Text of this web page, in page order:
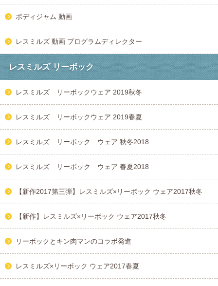
ボディジャム 動画
レスミルズ 動画 プログラムディレクター
レスミルズ リーボック
レスミルズ リーボックウェア 2019秋冬
レスミルズ リーボックウェア 2019春夏
レスミルズ リーボック ウェア 秋冬2018
レスミルズ リーボック ウェア 春夏2018
【新作2017第三弾】レスミルズ×リーボック ウェア2017秋冬
【新作】レスミルズ×リーボック ウェア2017秋冬
リーボックとキン肉マンのコラボ発進
レスミルズ×リーボック ウェア2017春夏